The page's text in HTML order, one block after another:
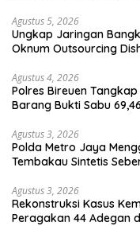
Agustus 5, 2026
Ungkap Jaringan
Oknum Outsourcing
Agustus 4, 2026
Polres Bireuen
Barang Bukti Sabu
Agustus 3, 2026
Polda Metro Jaya
Tembakau Sintetis
Agustus 3, 2026
Rekonstruksi Kasus
Peragakan 44 Adegan